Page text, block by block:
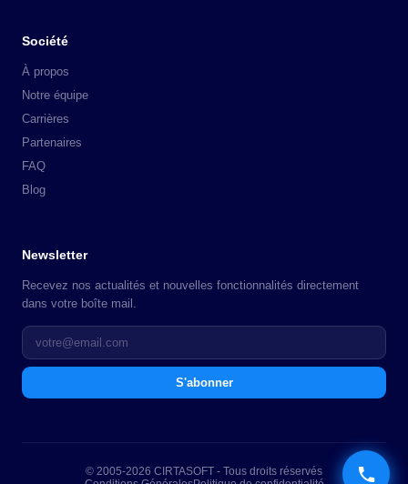
Société
À propos
Notre équipe
Carrières
Partenaires
FAQ
Blog
Newsletter
Recevez nos actualités et nouvelles fonctionnalités directement
dans votre boîte mail.
S'abonner
© 2005-2026 CIRTASOFT - Tous droits réservés